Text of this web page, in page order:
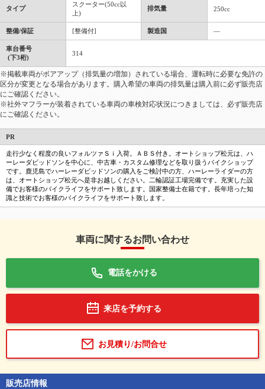
タイプ
スクーター(50cc以
上)
排気量 250cc
整備/保証 [整備付] 製造国 ―
車台番号
(下3桁)
314
※掲載車両がボアアップ（排気量の増加）されている場合、運転時に必要な免許の
区分が変更となる場合があります。購入希望の車両の排気量は購入前に必ず販売店
にご確認ください。
※社外マフラーが装着されている車両の車検対応状況につきましては、必ず販売店
にご確認ください。
PR
走行少なく程度の良いフォルツァＳｉ入荷。ＡＢＳ付き。オートショップ松元は、ハ
ーレーダビッドソンを中心に、中古車・カスタム修理などを取り扱うバイクショップ
です。鹿児島でハーレーダビッドソンの購入をご検討中の方、ハーレーライダーの方
は、オートショップ松元へ是非お越しください。二輪認証工場完備です。充実した設
備でお客様のバイクライフをサポート致します。国家整備士在籍です。長年培った知
識と技術でお客様のバイクライフをサポート致します。
車両に関するお問い合わせ
電話をかける
来店を予約する
お見積り/お問合せ
販売店情報